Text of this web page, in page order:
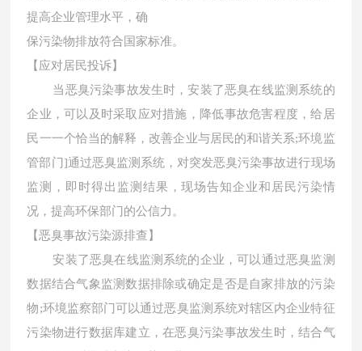
提高企业管理水平，确
保污染物排放符合国家标准。
【 应对居民投诉】
当恶臭污染事故发生时，安装了恶臭在线监测系统的
企业，可以及时采取应对措施，降低事故危害程度，给居
民一一个恰当的解释，改善企业与居民的和谐关系;环境监
管部门]通过恶臭监测系统，对突发恶臭污染事故进行现场
监测，即时得出监测结果，现场告知企业和居民污染情
况，提高环保部门的公信力。
【恶臭事故污染源排查 】
安装了恶臭在线监测系统的企业，可以通过恶臭监测
数据结合气象监测数据排除或确定是否是自家排放的污染
物;环境监察部门可以通过恶臭监测系统对辖区内企业特征
污染物进行数据库建立，在恶臭污染事故发生时，结合气